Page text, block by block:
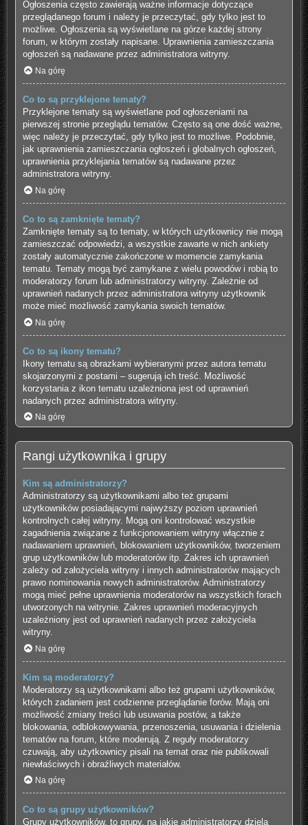
Ogłoszenia często zawierają ważne informacje dotyczące
przeglądanego forum i należy je przeczytać, gdy tylko jest to
możliwe. Ogłoszenia są wyświetlane na górze każdej strony
forum, w którym zostały napisane. Uprawnienia zamieszczania
ogłoszeń są nadawane przez administratora witryny.
Na górę
Co to są przyklejone tematy?
Przyklejone tematy są wyświetlane pod ogłoszeniami na
pierwszej stronie przeglądu tematów. Często są one dość ważne,
więc należy je przeczytać, gdy tylko jest to możliwe. Podobnie,
jak uprawnienia zamieszczania ogłoszeń i globalnych ogłoszeń,
uprawnienia przyklejania tematów są nadawane przez
administratora witryny.
Na górę
Co to są zamknięte tematy?
Zamknięte tematy są to tematy, w których użytkownicy nie mogą
zamieszczać odpowiedzi, a wszystkie zawarte w nich ankiety
zostały automatycznie zakończone w momencie zamykania
tematu. Tematy mogą być zamykane z wielu powodów i robią to
moderatorzy forum lub administratorzy witryny. Zależnie od
uprawnień nadanych przez administratora witryny użytkownik
może mieć możliwość zamykania swoich tematów.
Na górę
Co to są ikony tematu?
Ikony tematu są obrazkami wybieranymi przez autora tematu
skojarzonymi z postami – sugerują ich treść. Możliwość
korzystania z ikon tematu uzależniona jest od uprawnień
nadanych przez administratora witryny.
Na górę
Rangi użytkownika i grupy
Kim są administratorzy?
Administratorzy są użytkownikami albo też grupami
użytkowników posiadającymi najwyższy poziom uprawnień
kontrolnych całej witryny. Mogą oni kontrolować wszystkie
zagadnienia związane z funkcjonowaniem witryny włącznie z
nadawaniem uprawnień, blokowaniem użytkowników, tworzeniem
grup użytkowników lub moderatorów itp. Zakres ich uprawnień
zależy od założyciela witryny i innych administratorów mających
prawo nominowania nowych administratorów. Administratorzy
mogą mieć pełne uprawnienia moderatorów na wszystkich forach
utworzonych na witrynie. Zakres uprawnień moderacyjnych
uzależniony jest od uprawnień nadanych przez założyciela
witryny.
Na górę
Kim są moderatorzy?
Moderatorzy są użytkownikami albo też grupami użytkowników,
których zadaniem jest codzienne przeglądanie forów. Mają oni
możliwość zmiany treści lub usuwania postów, a także
blokowania, odblokowywania, przenoszenia, usuwania i dzielenia
tematów na forum, które moderują. Z reguły moderatorzy
czuwają, aby użytkownicy pisali na temat oraz nie publikowali
niewłaściwych i obraźliwych materiałów.
Na górę
Co to są grupy użytkowników?
Grupy użytkowników, to grupy, na jakie administratorzy dzielą